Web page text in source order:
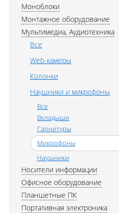
Моноблоки
Монтажное оборудование
Мультимедиа, Аудиотехника
Все
Web-камеры
Колонки
Наушники и микрофоны
Все
Вкладыши
Гарнитуры
Микрофоны
Наушники
Носители информации
Офисное оборудование
Планшетные ПК
Портативная электроника